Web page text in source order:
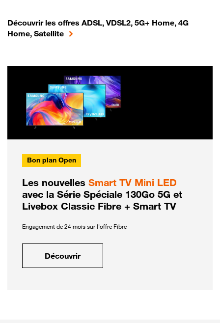
Découvrir les offres ADSL, VDSL2, 5G+ Home, 4G
Home, Satellite
Bon plan Open
Les nouvelles Smart TV Mini LED
avec la Série Spéciale 130Go 5G et
Livebox Classic Fibre + Smart TV
Engagement de 24 mois sur l'offre Fibre
Découvrir